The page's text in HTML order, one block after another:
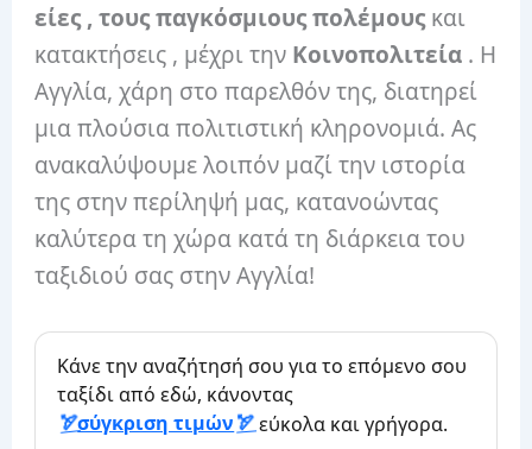
είες , τους παγκόσμιους πολέμουςκαι
κατακτήσεις , μέχρι την Κοινοπολιτεία . Η
Αγγλία, χάρη στο παρελθόν της, διατηρεί
μια πλούσια πολιτιστική κληρονομιά. Ας
ανακαλύψουμε λοιπόν μαζί την ιστορία
της στην περίληψή μας, κατανοώντας
καλύτερα τη χώρα κατά τη διάρκεια του
ταξιδιού σας στην Αγγλία!
Κάνε την αναζήτησή σου για το επόμενο σου
ταξίδι από εδώ, κάνοντας
σύγκριση τιμών
εύκολα και γρήγορα.